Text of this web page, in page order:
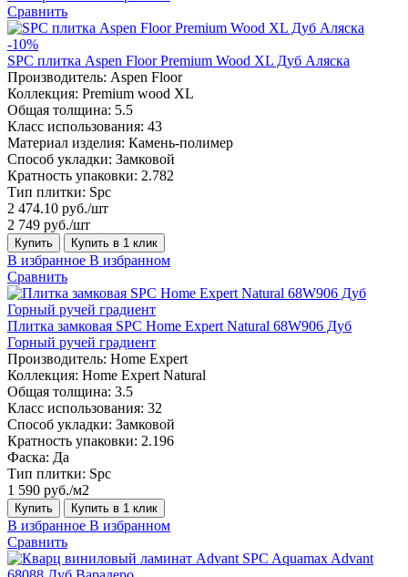
Сравнить
-10%
SPC плитка Aspen Floor Premium Wood XL Дуб Аляска
Производитель: Aspen Floor
Коллекция: Premium wood XL
Общая толщина: 5.5
Класс использования: 43
Материал изделия: Камень-полимер
Способ укладки: Замковой
Кратность упаковки: 2.782
Тип плитки: Spc
2 474.10 руб./шт
2 749 руб./шт
Купить Купить в 1 клик
В избранное В избранном
Сравнить
Плитка замковая SPC Home Expert Natural 68W906 Дуб
Горный ручей градиент
Производитель: Home Expert
Коллекция: Home Expert Natural
Общая толщина: 3.5
Класс использования: 32
Способ укладки: Замковой
Кратность упаковки: 2.196
Фаска: Да
Тип плитки: Spc
1 590 руб./м2
Купить Купить в 1 клик
В избранное В избранном
Сравнить